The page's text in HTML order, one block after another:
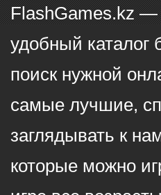
FlashGames.kz —
удобный каталог
поиск нужной
самые лучшие,
заглядывать к
которые можно